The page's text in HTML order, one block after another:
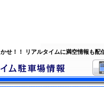
せ！！ リアルタイムに満空情報も配